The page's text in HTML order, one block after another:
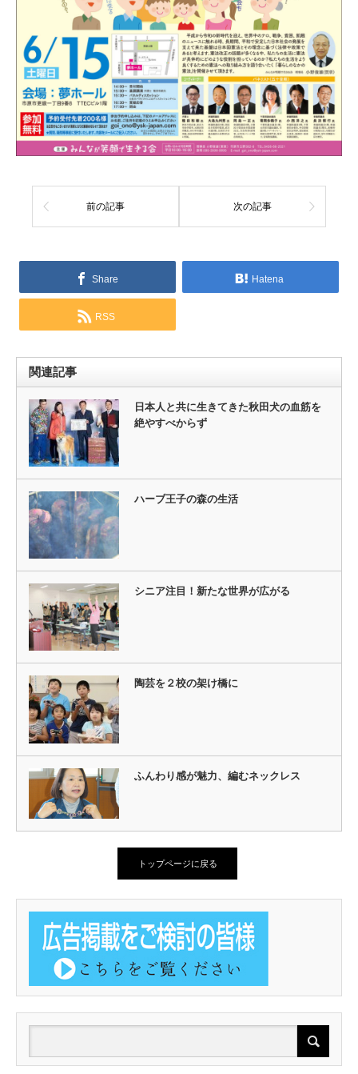
前の記事 次の記事
Share Hatena
RSS
関連記事
日本人と共に生きてきた秋田犬の血筋を
絶やすべからず
ハーブ王子の森の生活
シニア注目！新たな世界が広がる
陶芸を２校の架け橋に
ふんわり感が魅力、編むネックレス
トップページに戻る